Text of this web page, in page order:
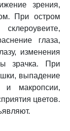
зрения,
При остром
глаза,
изменения
зрачка. При
выпадение
и макропсии,
цветов.